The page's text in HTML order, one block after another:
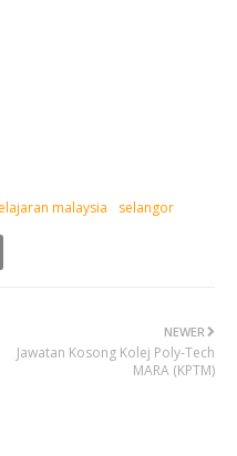
malaysia selangor
NEWER
Jawatan Kosong Kolej Poly-Tech
MARA (KPTM)